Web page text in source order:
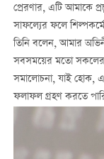
প্রেরণার, এটি আমাকে
সাফল্যের ফলে
তিনি বলেন, আমার
সবসময়ের মতো সকলের
সমালোচনা, যাই হোক,
ফলাফল গ্রহণ করতে